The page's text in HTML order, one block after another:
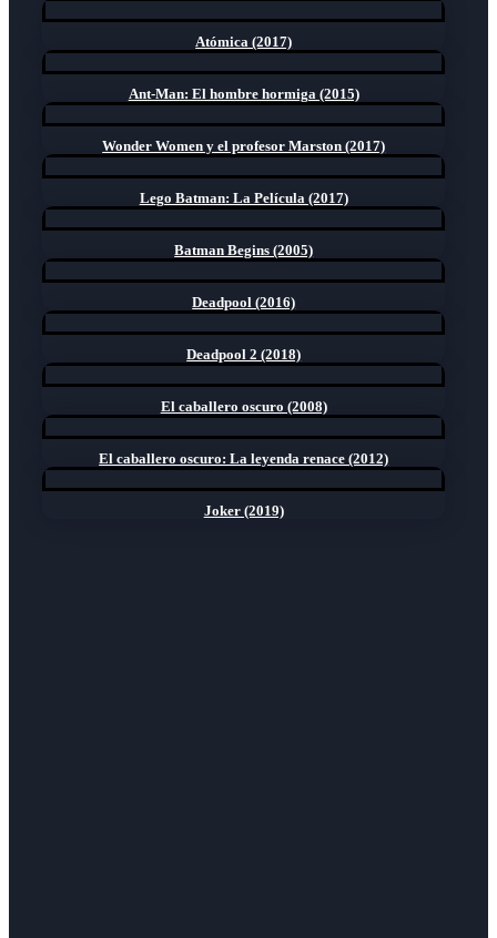
Atómica (2017)
Ant-Man: El hombre hormiga (2015)
Wonder Women y el profesor Marston (2017)
Lego Batman: La Película (2017)
Batman Begins (2005)
Deadpool (2016)
Deadpool 2 (2018)
El caballero oscuro (2008)
El caballero oscuro: La leyenda renace (2012)
Joker (2019)